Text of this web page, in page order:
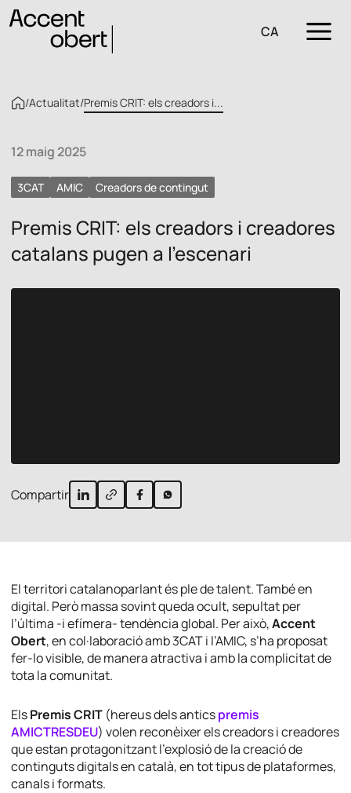
CA
/Actualitat/Premis CRIT: els creadors i...
12 maig 2025
3CAT AMIC Creadors de contingut
Premis CRIT: els creadors i creadores
catalans pugen a l’escenari
Compartir
El territori catalanoparlant és ple de talent. També en
digital. Però massa sovint queda ocult, sepultat per
l’última -i efímera- tendència global. Per això,Accent
Obert, en col·laboració amb 3CAT i l’AMIC, s’ha proposat
fer-lo visible, de manera atractiva i amb la complicitat de
tota la comunitat.
ElsPremis CRIT (hereus dels anticspremis
AMICTRESDEU) volen reconèixer els creadors i creadores
que estan protagonitzant l’explosió de la creació de
continguts digitals en català, en tot tipus de plataformes,
canals i formats.